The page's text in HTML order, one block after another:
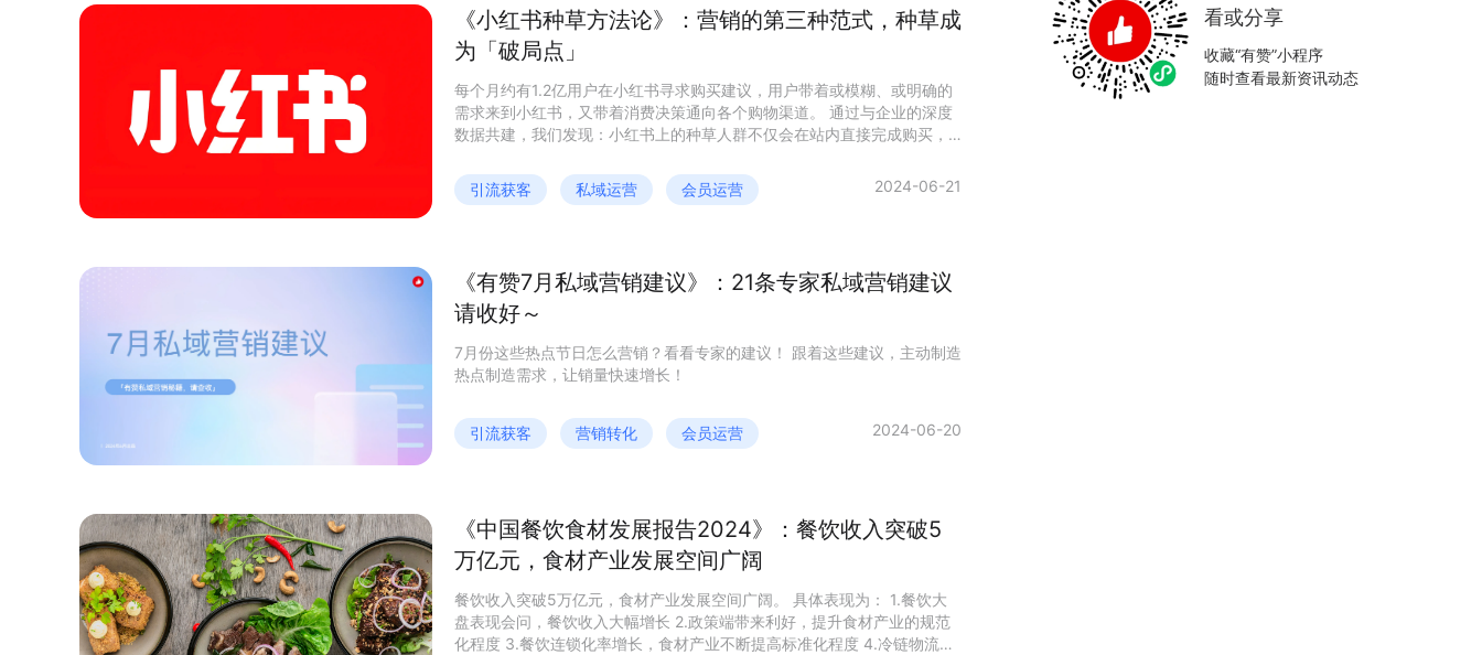
《小红书种草方法论》：营销的第三种范式，种草成
为「破局点」
每个月约有1.2亿用户在小红书寻求购买建议，用户带着或模糊、或明确的
需求来到小红书，又带着消费决策通向各个购物渠道。 通过与企业的深度
数据共建，我们发现：小红书上的种草人群不仅会在站内直接完成购买，
购买人群，都有在小红书种草的痕迹。 希望这本方法论，能够在不确定的
当下，帮企业拨开交织的“迷雾”，从追逐流量的思维中跳脱出来，回归营销
引流获客 私域运营 会员运营 2024-06-21
《有赞7月私域营销建议》：21条专家私域营销建议
请收好～
7月份这些热点节日怎么营销？看看专家的建议！ 跟着这些建议，主动制造
热点制造需求，让销量快速增长！
引流获客 营销转化 会员运营 2024-06-20
《中国餐饮食材发展报告2024》：餐饮收入突破5
万亿元，食材产业发展空间广阔
餐饮收入突破5万亿元，食材产业发展空间广阔。 具体表现为： 1.餐饮大
盘表现会问，餐饮收入大幅增长 2.政策端带来利好，提升食材产业的规范
化程度 3.餐饮连锁化率增长，食材产业不断提高标准化程度 4.冷链物流不
看或分享
收藏“有赞”小程序
随时查看最新资讯动态